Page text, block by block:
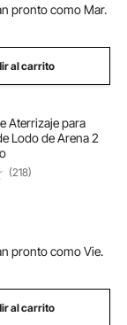
pronto como Mar.
al carrito
Aterrizaje para
Lodo de Arena 2
(218)
pronto como Vie.
al carrito